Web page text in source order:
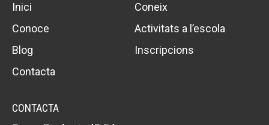
Inici
Coneix
Conoce
Activitats a l’escola
Blog
Inscripcions
Contacta
CONTACTA